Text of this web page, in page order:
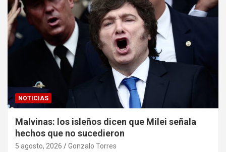
NOTICIAS
Malvinas: los isleños dicen que Milei señala
hechos que no sucedieron
5 agosto, 2026 Gonzalo Torres